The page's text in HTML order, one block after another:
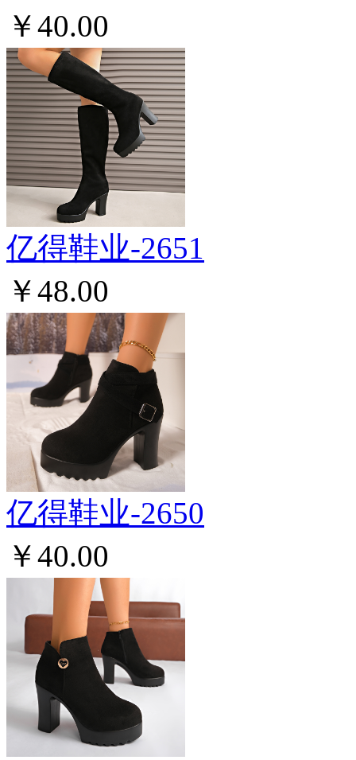
￥40.00
亿得鞋业-2651
￥48.00
亿得鞋业-2650
￥40.00